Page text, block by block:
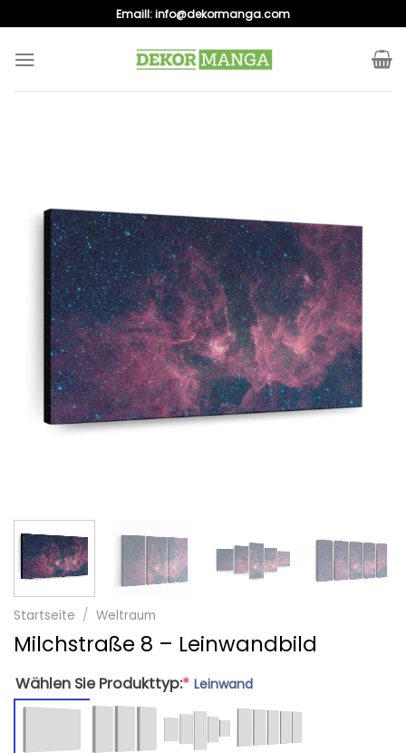
to
content
Emaill:info@dekormanga.com
Startseite / Weltraum
Milchstraße 8 – Leinwandbild
Wählen Sie Produkttyp:* Leinwand